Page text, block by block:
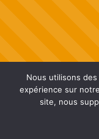
Nous utilisons
expérience sur
site, nous